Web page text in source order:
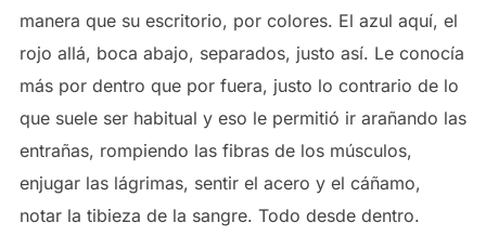
manera que su escritorio, por colores. El azul aquí, el
rojo allá, boca abajo, separados, justo así. Le conocía
más por dentro que por fuera, justo lo contrario de lo
que suele ser habitual y eso le permitió ir arañando las
entrañas, rompiendo las fibras de los músculos,
enjugar las lágrimas, sentir el acero y el cáñamo,
notar la tibieza de la sangre. Todo desde dentro.